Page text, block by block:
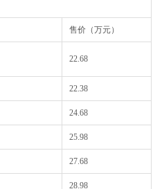
售价（万元）
22.68
22.38
24.68
25.98
27.68
28.98